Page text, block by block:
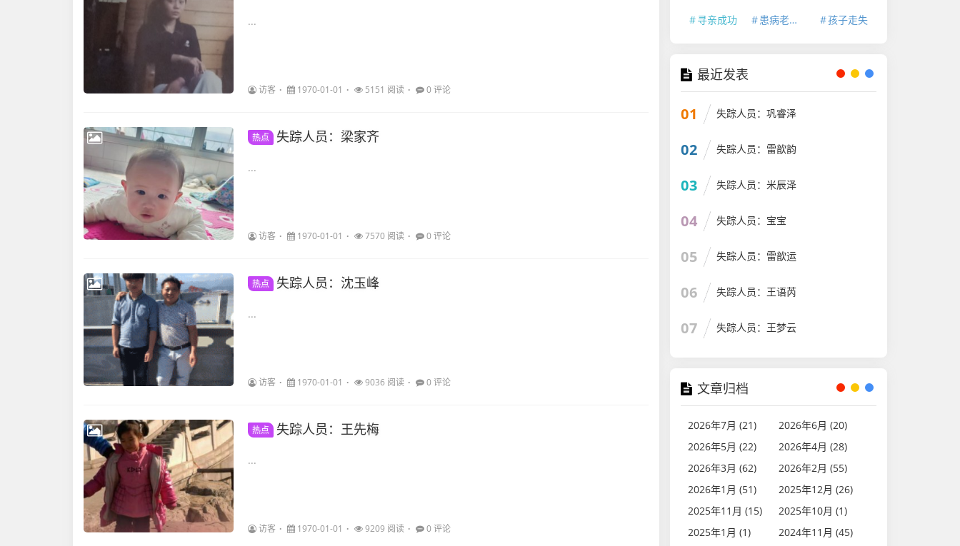
...
访客 1970-01-01 5151 阅读 0 评论
热点 失踪人员：梁家齐
...
访客 1970-01-01 7570 阅读 0 评论
热点 失踪人员：沈玉峰
...
访客 1970-01-01 9036 阅读 0 评论
热点 失踪人员：王先梅
...
访客 1970-01-01 9209 阅读 0 评论
寻亲成功
患病老人走失 孩子走失
最近发表
01 失踪人员：巩睿泽
02 失踪人员：雷歆韵
03 失踪人员：米辰泽
04 失踪人员：宝宝
05 失踪人员：雷歆运
06 失踪人员：王语芮
07 失踪人员：王梦云
文章归档
2026年7月 (21)
2026年6月 (20)
2026年5月 (22)
2026年4月 (28)
2026年3月 (62)
2026年2月 (55)
2026年1月 (51)
2025年12月 (26)
2025年11月 (15)
2025年10月 (1)
2025年1月 (1)
2024年11月 (45)